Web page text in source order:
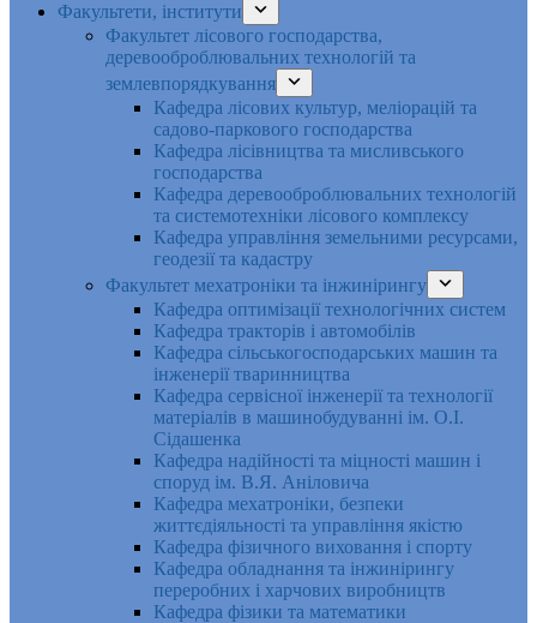
Факультети, інститути
Факультет лісового господарства,
деревооброблювальних технологій та
землевпорядкування
Кафедра лісових культур, меліорацій та
садово-паркового господарства
Кафедра лісівництва та мисливського
господарства
Кафедра деревооброблювальних технологій
та системотехніки лісового комплексу
Кафедра управління земельними ресурсами,
геодезії та кадастру
Факультет мехатроніки та інжинірингу
Кафедра оптимізації технологічних систем
Кафедра тракторів і автомобілів
Кафедра сільськогосподарських машин та
інженерії тваринництва
Кафедра cервісної інженерії та технології
матеріалів в машинобудуванні ім. О.І.
Сідашенка
Кафедра надійності та міцності машин і
споруд ім. В.Я. Аніловича
Кафедра мехатроніки, безпеки
життєдіяльності та управління якістю
Кафедра фізичного виховання і спорту
Кафедра обладнання та інжинірингу
переробних і харчових виробництв
Кафедра фізики та математики